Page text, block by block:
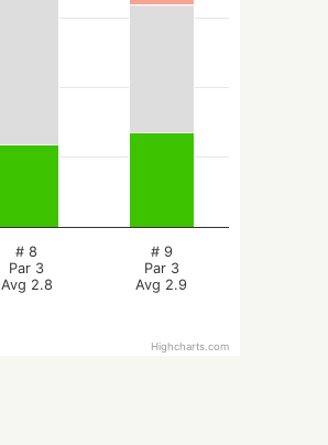
# 8
Par 3
Avg 2.8
# 9
Par 3
Avg 2.9
Highcharts.com